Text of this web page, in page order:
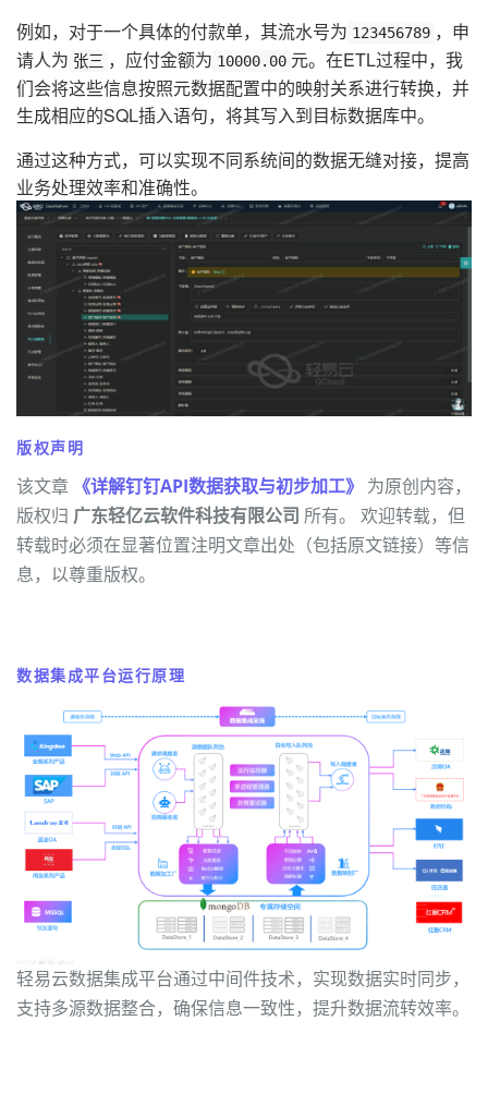
例如，对于一个具体的付款单，其流水号为 123456789 ，申
请人为 张三 ，应付金额为 10000.00 元。在ETL过程中，我
们会将这些信息按照元数据配置中的映射关系进行转换，并
生成相应的SQL插入语句，将其写入到目标数据库中。
通过这种方式，可以实现不同系统间的数据无缝对接，提高
业务处理效率和准确性。
版权声明
该文章 《详解钉钉API数据获取与初步加工》 为原创内容，
版权归 广东轻亿云软件科技有限公司 所有。 欢迎转载，但
转载时必须在显著位置注明文章出处（包括原文链接）等信
息，以尊重版权。
数据集成平台运行原理
轻易云数据集成平台通过中间件技术，实现数据实时同步，
支持多源数据整合，确保信息一致性，提升数据流转效率。